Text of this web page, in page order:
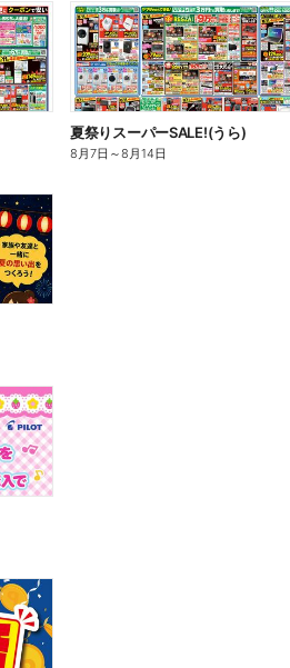
夏祭りスーパーSALE!(うら)
8月7日 ～8月14日